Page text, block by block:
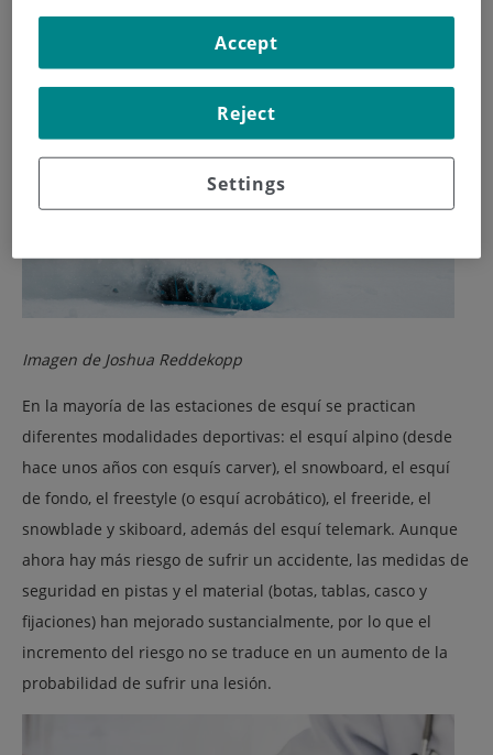
nuestras pistas.
Imagen de Joshua Reddekopp
En la mayoría de las estaciones de esquí se practican
diferentes modalidades deportivas: el esquí alpino (desde
hace unos años con esquís carver), el snowboard, el esquí
de fondo, el freestyle (o esquí acrobático), el freeride, el
snowblade y skiboard, además del esquí telemark. Aunque
ahora hay más riesgo de sufrir un accidente, las medidas de
seguridad en pistas y el material (botas, tablas, casco y
fijaciones) han mejorado sustancialmente, por lo que el
incremento del riesgo no se traduce en un aumento de la
probabilidad de sufrir una lesión.
Settings
Reject
Accept